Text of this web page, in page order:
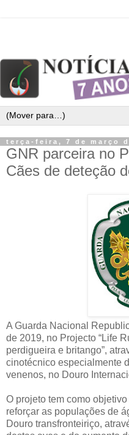
terça-feira, 7 de março
GNR parceira no
Cães de deteção
A Guarda Nacional
de 2019, no Projecto “Life
perdigueira e britango”,
cinotécnico especialmente
venenos, no Douro
O projeto tem como
reforçar as populações de
Douro transfronteiriço,